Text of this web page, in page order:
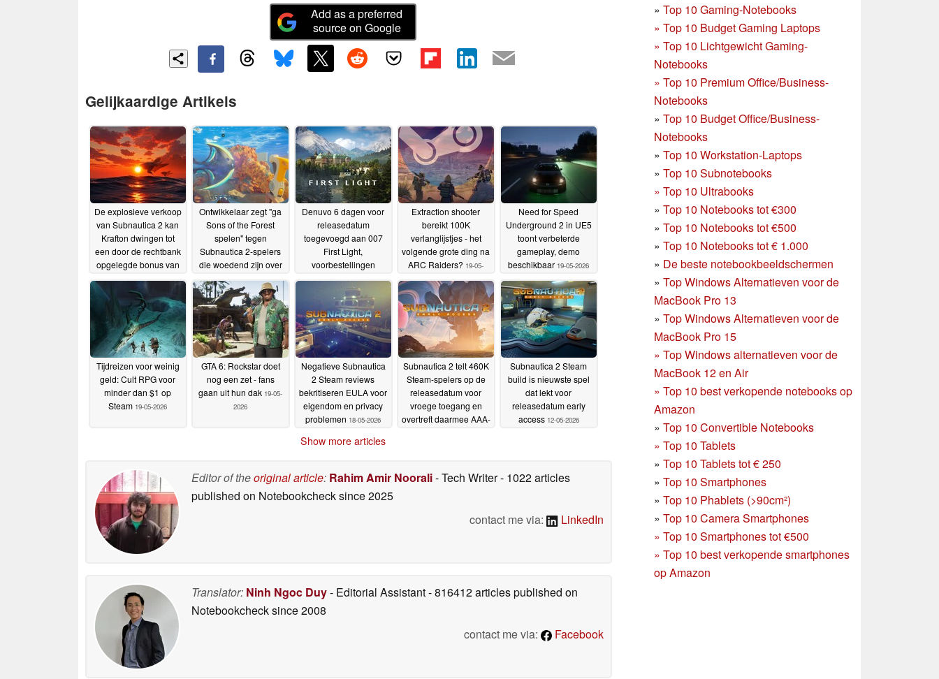
» Top 10 Gaming-Notebooks
» Top 10 Budget Gaming Laptops
» Top 10 Lichtgewicht Gaming-
Notebooks
» Top 10 Premium Office/Business-
Notebooks
» Top 10 Budget Office/Business-
Notebooks
» Top 10 Workstation-Laptops
» Top 10 Subnotebooks
» Top 10 Ultrabooks
» Top 10 Notebooks tot €300
» Top 10 Notebooks tot €500
» Top 10 Notebooks tot € 1.000
» De beste notebookbeeldschermen
» Top Windows Alternatieven voor de
MacBook Pro 13
» Top Windows Alternatieven voor de
MacBook Pro 15
» Top Windows alternatieven voor de
MacBook 12 en Air
» Top 10 best verkopende notebooks op
Amazon
» Top 10 Convertible Notebooks
» Top 10 Tablets
» Top 10 Tablets tot € 250
» Top 10 Smartphones
» Top 10 Phablets (>90cm²)
» Top 10 Camera Smartphones
» Top 10 Smartphones tot €500
» Top 10 best verkopende smartphones
op Amazon
Add as a preferred
source on Google
Gelijkaardige Artikels
De explosieve verkoop
van Subnautica 2 kan
Krafton dwingen tot
een door de rechtbank
opgelegde bonus van
Unknown Worlds
2026
Ontwikkelaar zegt "ga
Sons of the Forest
spelen" tegen
Subnautica 2-spelers
die woedend zijn over
wapens23-05-2026
Denuvo 6 dagen voor
releasedatum
toegevoegd aan 007
First Light,
voorbestellingen
22-05-2026
Extraction shooter
bereikt 100K
verlanglijstjes - het
volgende grote ding na
ARC Raiders? 19-05-
2026
Need for Speed
Underground 2 in UE5
toont verbeterde
gameplay, demo
beschikbaar 19-05-2026
Tijdreizen voor weinig
geld: Cult RPG voor
minder dan $1 op
Steam 19-05-2026
GTA 6: Rockstar doet
nog een zet - fans
gaan uit hun dak 19-05-
2026
Negatieve Subnautica
2 Steam reviews
bekritiseren EULA voor
eigendom en privacy
problemen 18-05-2026
Subnautica 2 telt 460K
Steam-spelers op de
releasedatum voor
vroege toegang en
overtreft daarmee AAA-
Subnautica 2 Steam
build is nieuwste spel
dat lekt voor
releasedatum early
access 12-05-2026
Show more articles
Editor of theoriginal article: Rahim Amir Noorali- Tech Writer- 1022 articles
published on Notebookchecksince 2025
contact me via:
LinkedIn
Translator: Ninh Ngoc Duy- Editorial Assistant- 816412 articles published on
Notebookchecksince 2008
contact me via:
Facebook